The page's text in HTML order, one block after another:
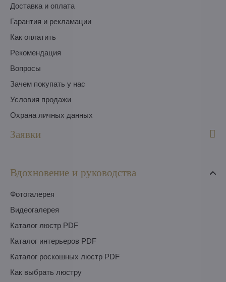
Доставка и оплата
Гарантия и рекламации
Как оплатить
Pекомендация
Вопросы
Зачем покупать у нас
Условия продажи
Охрана личных данных
Заявки
Вдохновение и руководства
Фотогалерея
Видеогалерея
Каталог люстр PDF
Каталог интерьеров PDF
Каталог роскошных люстр PDF
Как выбрать люстру